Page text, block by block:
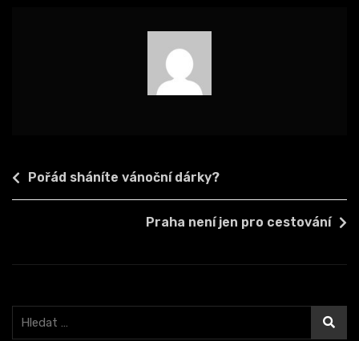
Navigace
pro
Pořád sháníte vánoční dárky?
Praha není jen pro cestování
Vyhledávání